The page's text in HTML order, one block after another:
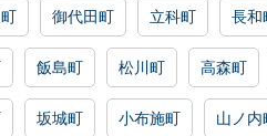
御代田町 立科町 長和
飯島町 松川町 高森町
坂城町 小布施町 山ノ内